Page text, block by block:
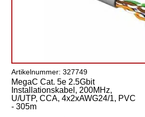
Artikelnummer: 327749
MegaC Cat. 5e 2.5Gbit
Installationskabel, 200MHz,
U/UTP, CCA, 4x2xAWG24/1, PVC
- 305m